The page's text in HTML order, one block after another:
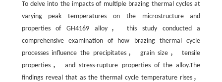
To delve into the impacts of multiple brazing thermal cycles at
varying peak temperatures on the microstructure and
properties of GH4169 alloy， this study conducted a
comprehensive examination of how brazing thermal cycle
processes influence the precipitates， grain size， tensile
properties， and stress-rupture properties of the alloy.The
findings reveal that as the thermal cycle temperature rises，